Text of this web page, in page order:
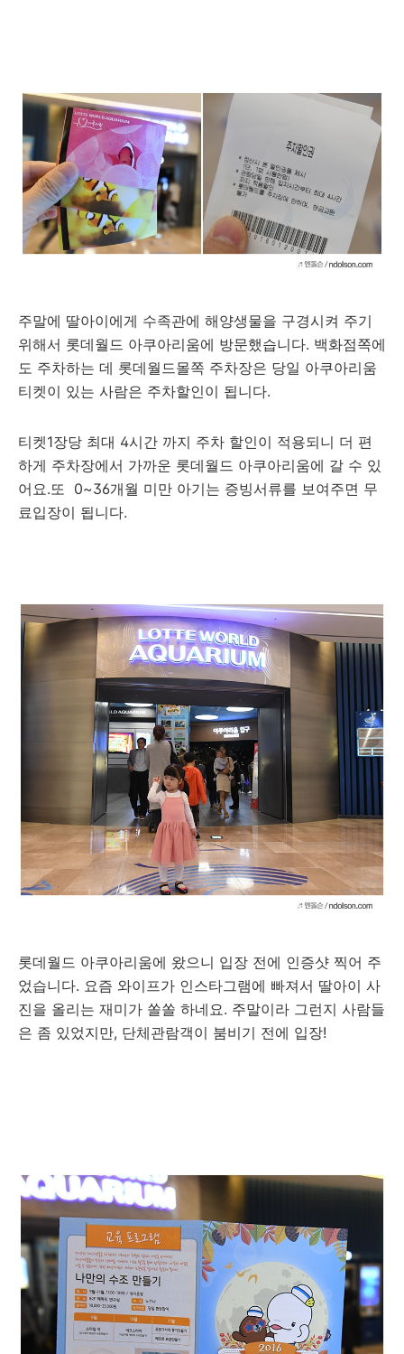
주말에 딸아이에게 수족관에 해양생물을 구경시켜 주기
위해서 롯데월드 아쿠아리움에 방문했습니다. 백화점쪽에
도 주차하는 데 롯데월드몰쪽 주차장은 당일 아쿠아리움
티켓이 있는 사람은 주차할인이 됩니다.
티켓1장당 최대 4시간 까지 주차 할인이 적용되니 더 편
하게 주차장에서 가까운 롯데월드 아쿠아리움에 갈 수 있
어요.또 0~36개월 미만 아기는 증빙서류를 보여주면 무
료입장이 됩니다.
롯데월드 아쿠아리움에 왔으니 입장 전에 인증샷 찍어 주
었습니다. 요즘 와이프가 인스타그램에 빠져서 딸아이 사
진을 올리는 재미가 쏠쏠 하네요. 주말이라 그런지 사람들
은 좀 있었지만, 단체관람객이 붐비기 전에 입장!